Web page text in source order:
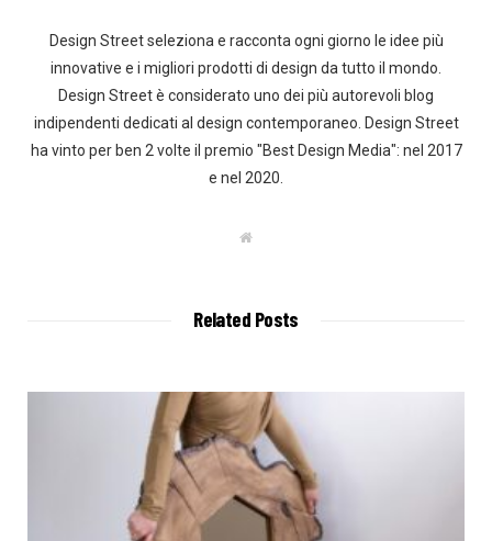
Design Street seleziona e racconta ogni giorno le idee più
innovative e i migliori prodotti di design da tutto il mondo.
Design Street è considerato uno dei più autorevoli blog
indipendenti dedicati al design contemporaneo. Design Street
ha vinto per ben 2 volte il premio "Best Design Media": nel 2017
e nel 2020.
W
Related Posts